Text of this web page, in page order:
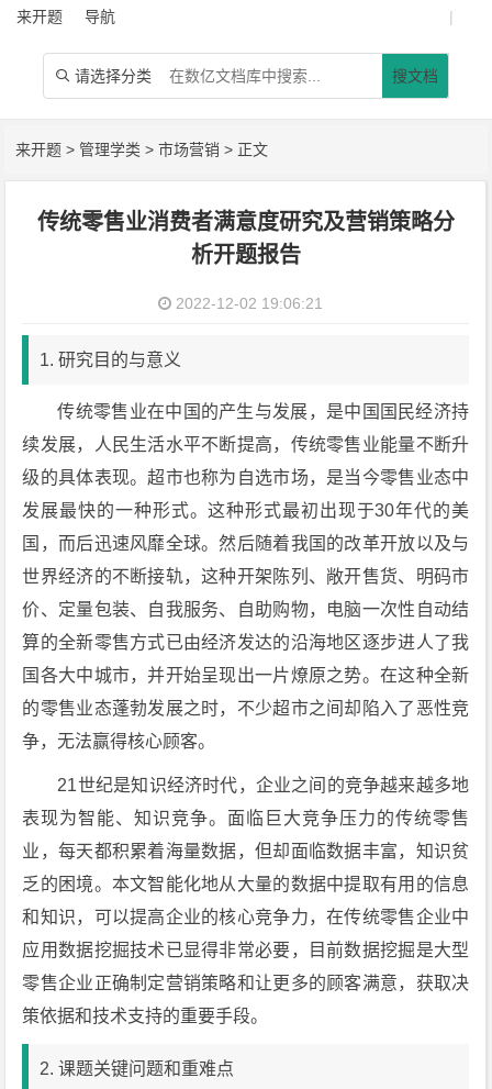
来开题 导航 |
 请选择分类 搜文档
来开题 >管理学类 >市场营销 > 正文
传统零售业消费者满意度研究及营销策略分
析开题报告
2022-12-02 19:06:21
1. 研究目的与意义
传统零售业在中国的产生与发展，是中国国民经济持
续发展，人民生活水平不断提高，传统零售业能量不断升
级的具体表现。超市也称为自选市场，是当今零售业态中
发展最快的一种形式。这种形式最初出现于30年代的美
国，而后迅速风靡全球。然后随着我国的改革开放以及与
世界经济的不断接轨，这种开架陈列、敞开售货、明码市
价、定量包装、自我服务、自助购物，电脑一次性自动结
算的全新零售方式已由经济发达的沿海地区逐步进人了我
国各大中城市，并开始呈现出一片燎原之势。在这种全新
的零售业态蓬勃发展之时，不少超市之间却陷入了恶性竞
争，无法赢得核心顾客。
21世纪是知识经济时代，企业之间的竞争越来越多地
表现为智能、知识竞争。面临巨大竞争压力的传统零售
业，每天都积累着海量数据，但却面临数据丰富，知识贫
乏的困境。本文智能化地从大量的数据中提取有用的信息
和知识，可以提高企业的核心竞争力，在传统零售企业中
应用数据挖掘技术已显得非常必要，目前数据挖掘是大型
零售企业正确制定营销策略和让更多的顾客满意，获取决
策依据和技术支持的重要手段。
2. 课题关键问题和重难点